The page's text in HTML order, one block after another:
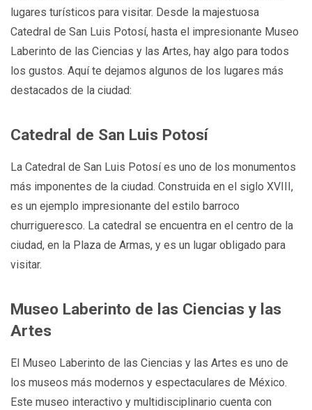
lugares turísticos para visitar. Desde la majestuosa
Catedral de San Luis Potosí, hasta el impresionante Museo
Laberinto de las Ciencias y las Artes, hay algo para todos
los gustos. Aquí te dejamos algunos de los lugares más
destacados de la ciudad:
Catedral de San Luis Potosí
La Catedral de San Luis Potosí es uno de los monumentos
más imponentes de la ciudad. Construida en el siglo XVIII,
es un ejemplo impresionante del estilo barroco
churrigueresco. La catedral se encuentra en el centro de la
ciudad, en la Plaza de Armas, y es un lugar obligado para
visitar.
Museo Laberinto de las Ciencias y las
Artes
El Museo Laberinto de las Ciencias y las Artes es uno de
los museos más modernos y espectaculares de México.
Este museo interactivo y multidisciplinario cuenta con